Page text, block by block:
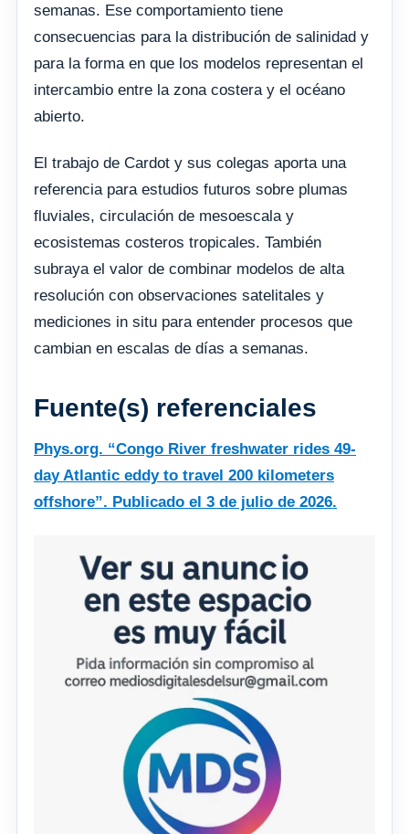
semanas. Ese comportamiento tiene
consecuencias para la distribución de salinidad y
para la forma en que los modelos representan el
intercambio entre la zona costera y el océano
abierto.
El trabajo de Cardot y sus colegas aporta una
referencia para estudios futuros sobre plumas
fluviales, circulación de mesoescala y
ecosistemas costeros tropicales. También
subraya el valor de combinar modelos de alta
resolución con observaciones satelitales y
mediciones in situ para entender procesos que
cambian en escalas de días a semanas.
Fuente(s) referenciales
Phys.org. “Congo River freshwater rides 49-
day Atlantic eddy to travel 200 kilometers
offshore”. Publicado el 3 de julio de 2026.